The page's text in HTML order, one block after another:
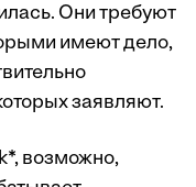
Они требуют
имеют дело,
заявляют.
возможно,